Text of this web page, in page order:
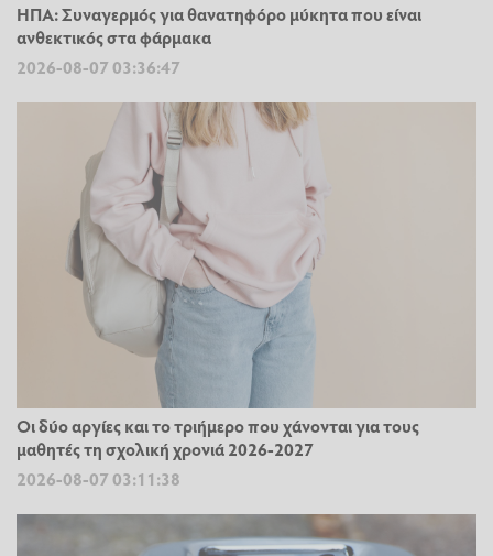
ΗΠΑ: Συναγερμός για θανατηφόρο μύκητα που είναι
ανθεκτικός στα φάρμακα
2026-08-07 03:36:47
Οι δύο αργίες και το τριήμερο που χάνονται για τους
μαθητές τη σχολική χρονιά 2026-2027
2026-08-07 03:11:38